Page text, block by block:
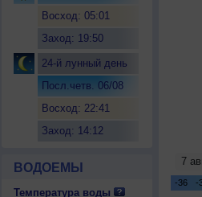
Восход: 05:01
Заход: 19:50
24-й лунный день
Посл.четв. 06/08
Восход: 22:41
Заход: 14:12
ВОДОЕМЫ
Температура воды